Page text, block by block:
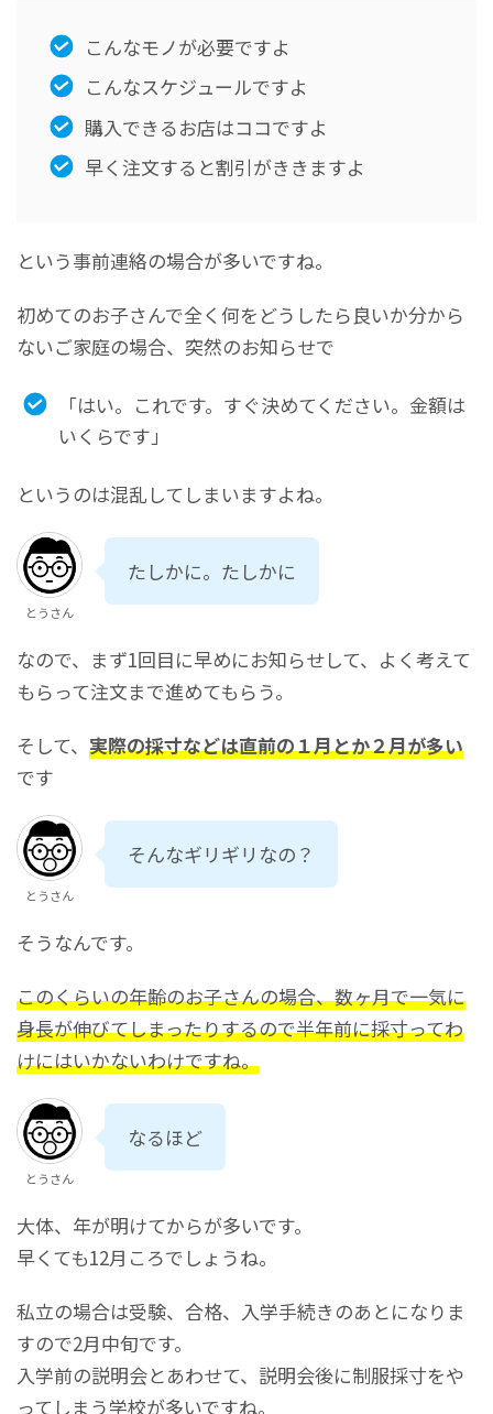
こんなモノが必要ですよ
こんなスケジュールですよ
購入できるお店はココですよ
早く注文すると割引がききますよ
という事前連絡の場合が多いですね。
初めてのお子さんで全く何をどうしたら良いか分から
ないご家庭の場合、突然のお知らせで
「はい。これです。すぐ決めてください。金額は
いくらです」
というのは混乱してしまいますよね。
とうさん
たしかに。たしかに
なので、まず1回目に早めにお知らせして、よく考えて
もらって注文まで進めてもらう。
そして、 実際の採寸などは直前の１月とか２月が多い
です
とうさん
そんなギリギリなの？
そうなんです。
このくらいの年齢のお子さんの場合、数ヶ月で一気に
身長が伸びてしまったりするので半年前に採寸ってわ
けにはいかないわけですね。
とうさん
なるほど
大体、年が明けてからが多いです。
早くても12月ころでしょうね。
私立の場合は受験、合格、入学手続きのあとになりま
すので2月中旬です。
入学前の説明会とあわせて、説明会後に制服採寸をや
ってしまう学校が多いですね。